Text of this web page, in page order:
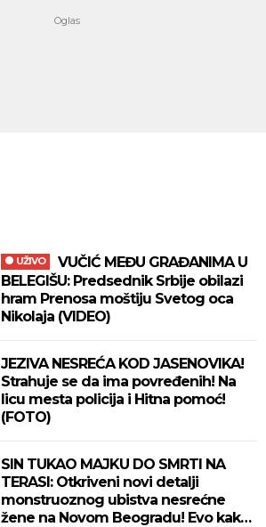
UŽIVO
BELEGIŠU: Predsednik Srbije obilazi
hram Prenosa moštiju Svetog oca
Nikolaja (VIDEO)
JEZIVA NESREĆA KOD JASENOVIKA!
Strahuje se da ima povređenih! Na
licu mesta policija i Hitna pomoć!
(FOTO)
SIN TUKAO MAJKU DO SMRTI NA
TERASI: Otkriveni novi detalji
monstruoznog ubistva nesrećne
žene na Novom Beogradu! Evo kako